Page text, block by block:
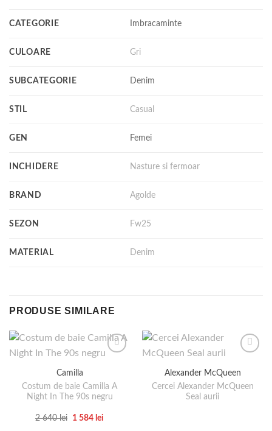
CATEGORIE Imbracaminte
CULOARE Gri
SUBCATEGORIE Denim
STIL Casual
GEN Femei
INCHIDERE Nasture si fermoar
BRAND Agolde
SEZON Fw25
MATERIAL Denim
PRODUSE SIMILARE
Camilla
Costum de baie Camilla A
Night In The 90s negru
2 640lei
Prețul
1 584 lei
Alexander McQueen
Cercei Alexander McQueen
Seal aurii